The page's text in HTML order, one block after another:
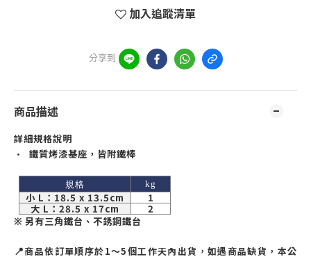
加入追蹤清單
分享到
商品描述
詳細規格說明
•
鐵質烤漆基座，皆附鐵棒
規格 kg
小 L ： 18.5 x 13.5cm
1
大 L ：28.5 x 17cm 2
※ 另有三角鐵台、不銹鋼鐵台
📍商品依訂單順序於1～5個工作天內出貨，如遇商品缺貨，本公